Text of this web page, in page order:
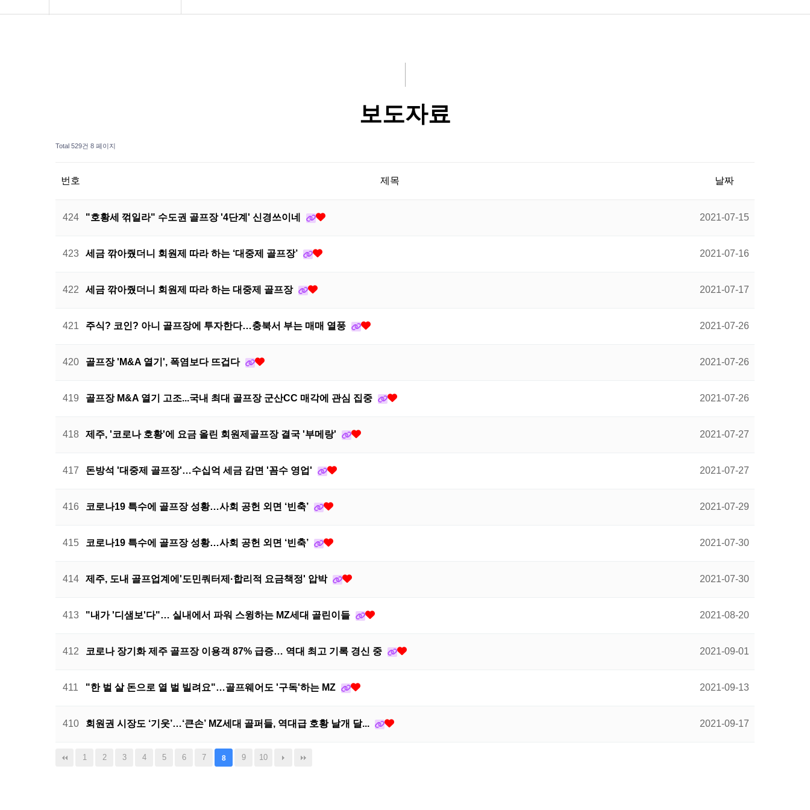
보도자료
Total 529건 8 페이지
번호 제목 날짜
424 "호황세 꺾일라" 수도권 골프장 '4단계' 신경쓰이네 2021-07-15
423 세금 깎아줬더니 회원제 따라 하는 ‘대중제 골프장’ 2021-07-16
422 세금 깎아줬더니 회원제 따라 하는 대중제 골프장 2021-07-17
421 주식? 코인? 아니 골프장에 투자한다…충북서 부는 매매 열풍 2021-07-26
420 골프장 'M&A 열기', 폭염보다 뜨겁다 2021-07-26
419 골프장 M&A 열기 고조...국내 최대 골프장 군산CC 매각에 관심 집중 2021-07-26
418 제주, '코로나 호황'에 요금 올린 회원제골프장 결국 '부메랑' 2021-07-27
417 돈방석 '대중제 골프장'…수십억 세금 감면 '꼼수 영업' 2021-07-27
416 코로나19 특수에 골프장 성황…사회 공헌 외면 ‘빈축’ 2021-07-29
415 코로나19 특수에 골프장 성황…사회 공헌 외면 ‘빈축’ 2021-07-30
414 제주, 도내 골프업계에'도민쿼터제·합리적 요금책정' 압박 2021-07-30
413 "내가 '디샘보'다"… 실내에서 파워 스윙하는 MZ세대 골린이들 2021-08-20
412 코로나 장기화 제주 골프장 이용객 87% 급증… 역대 최고 기록 경신 중 2021-09-01
411 "한 벌 살 돈으로 열 벌 빌려요"…골프웨어도 '구독'하는 MZ 2021-09-13
410 회원권 시장도 ‘기웃’…‘큰손’ MZ세대 골퍼들, 역대급 호황 날개 달... 2021-09-17
1 2 3 4 5 6 7 8 9 10